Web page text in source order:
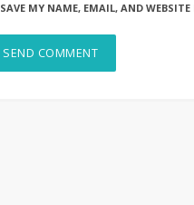
SAVE MY NAME, EMAIL, AND